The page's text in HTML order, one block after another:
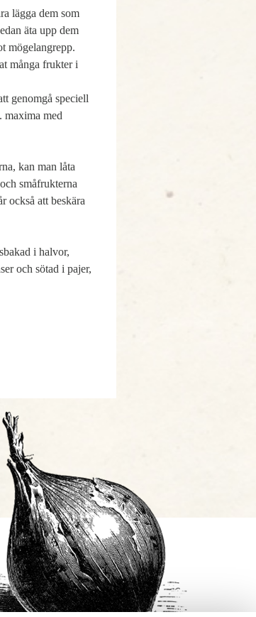
lägga dem som
äta upp dem
mögelangrepp.
många frukter i
genomgå speciell
maxima med
kan man låta
småfrukterna
också att beskära
i halvor,
och sötad i pajer,